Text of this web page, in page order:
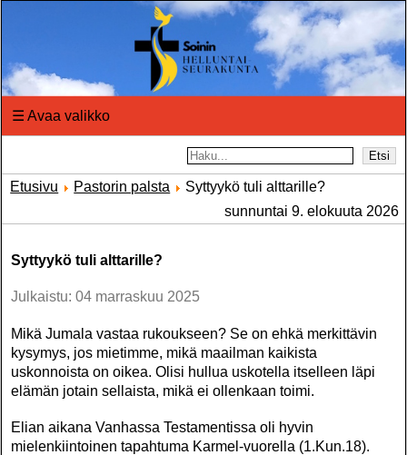
☰ Avaa valikko
Etsi
Etusivu Pastorin palsta
Syttyykö tuli alttarille?
sunnuntai 9. elokuuta 2026
Syttyykö tuli alttarille?
Julkaistu: 04 marraskuu 2025
Mikä Jumala vastaa rukoukseen? Se on ehkä merkittävin
kysymys, jos mietimme, mikä maailman kaikista
uskonnoista on oikea. Olisi hullua uskotella itselleen läpi
elämän jotain sellaista, mikä ei ollenkaan toimi.
Elian aikana Vanhassa Testamentissa oli hyvin
mielenkiintoinen tapahtuma Karmel-vuorella (1.Kun.18).